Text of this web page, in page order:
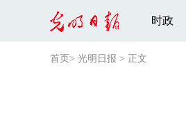
时政
首页 > 光明日报 > 正文